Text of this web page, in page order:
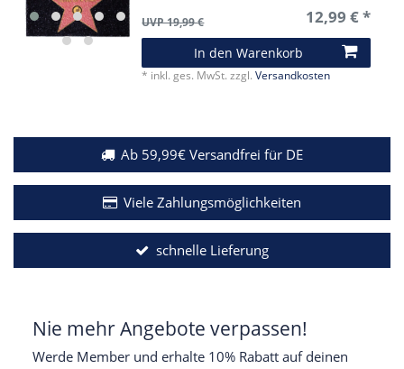
UVP 19,99 € 12,99 € *
In den Warenkorb
* inkl. ges. MwSt. zzgl.Versandkosten
Ab 59,99€ Versandfrei für DE
Viele Zahlungsmöglichkeiten
schnelle Lieferung
Nie mehr Angebote verpassen!
Werde Member und erhalte 10% Rabatt auf deinen